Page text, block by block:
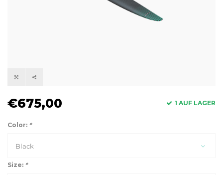
€675,00 1 AUF LAGER
Color: *
Black
Size: *